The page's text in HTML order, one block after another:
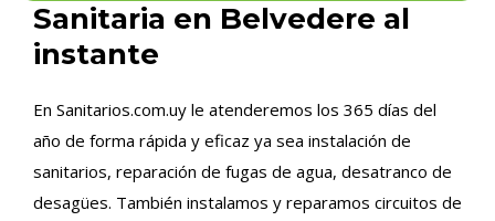
Sanitaria en Belvedere al
instante
En Sanitarios.com.uy le atenderemos los 365 días del
año de forma rápida y eficaz ya sea instalación de
sanitarios, reparación de fugas de agua, desatranco de
desagües. También instalamos y reparamos circuitos de